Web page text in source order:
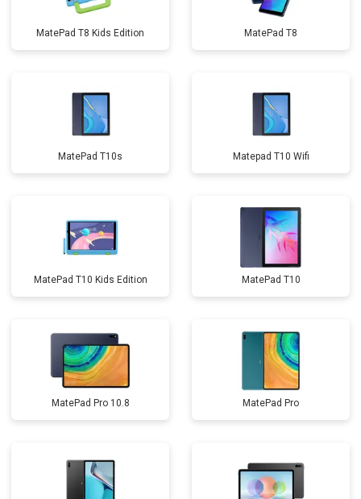
MatePad T8 Kids Edition MatePad T8
MatePad T10s Matepad T10 Wifi
MatePad T10 Kids Edition MatePad T10
MatePad Pro 10.8 MatePad Pro